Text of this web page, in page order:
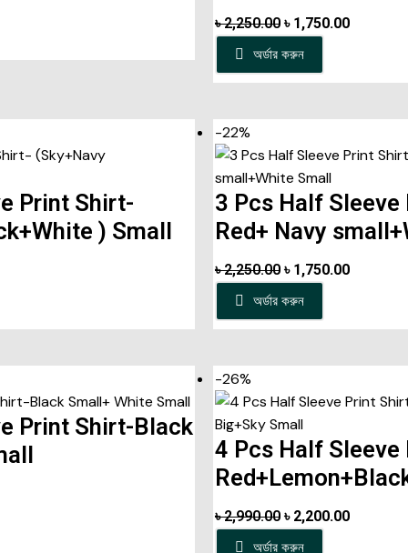
৳2,250.00 ৳ 1,750.00
অর্ডার করুন
Print Shirt-
) Small
-22%
3 Pcs Half
Red+ Navy
৳2,250.00 ৳ 1,750.00
অর্ডার করুন
Print Shirt-Black
-26%
4 Pcs Half
৳2,990.00 ৳ 2,200.00
অর্ডার করুন